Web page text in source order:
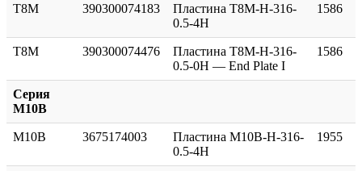
T8M 390300074183
Пластина T8M-H-316-
0.5-4H
1586
T8M 390300074476
Пластина T8M-H-316-
0.5-0H — End Plate I
1586
Серия
M10B
M10B 3675174003
Пластина M10B-H-316-
0.5-4H
1955